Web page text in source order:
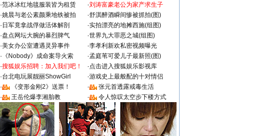
·范冰冰红地毯服装皆为租赁 ·刘涛富豪老公为家产求生子
·姚晨与老公素颜乘地铁被拍 ·舒淇醉酒瞬间惨被抓拍(图)
· 日军竟拿战俘做活体解剖 ·实拍漂亮的地摊西施(组图)
·盘点网坛大腕的暴烈脾气 ·世界九大罪恶之城(组图)
·美女办公室遭遇灵异事件 ·李孝利新欢私密视频曝光
· 《Nobody》成命案导火索 ·孟庭苇可爱儿子最新照(图)
·搜狐娱乐招聘：加入我们吧！ ·点击进入搜狐娱乐影视库
·台北电玩展靓丽ShowGirl ·游戏史上最般配的十对情侣
·
《变形金刚2》送票！ ·
张元首透露戒毒生活
·
王岳伦爆李湘胎教 · 令人惊叹太空步下楼方式